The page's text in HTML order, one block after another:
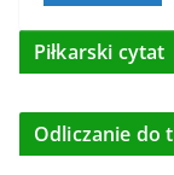
Piłkarski cytat
Odliczanie do